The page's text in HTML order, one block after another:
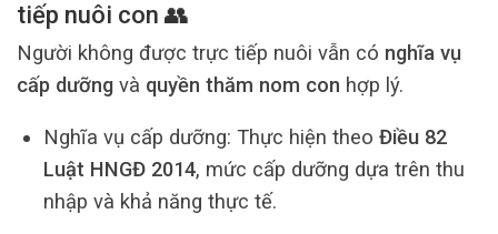
tiếp nuôi con 👥
Người không được trực tiếp nuôi vẫn có nghĩa vụ
cấp dưỡng và quyền thăm nom con hợp lý.
Nghĩa vụ cấp dưỡng: Thực hiện theo Điều 82
Luật HNGĐ 2014, mức cấp dưỡng dựa trên thu
nhập và khả năng thực tế.